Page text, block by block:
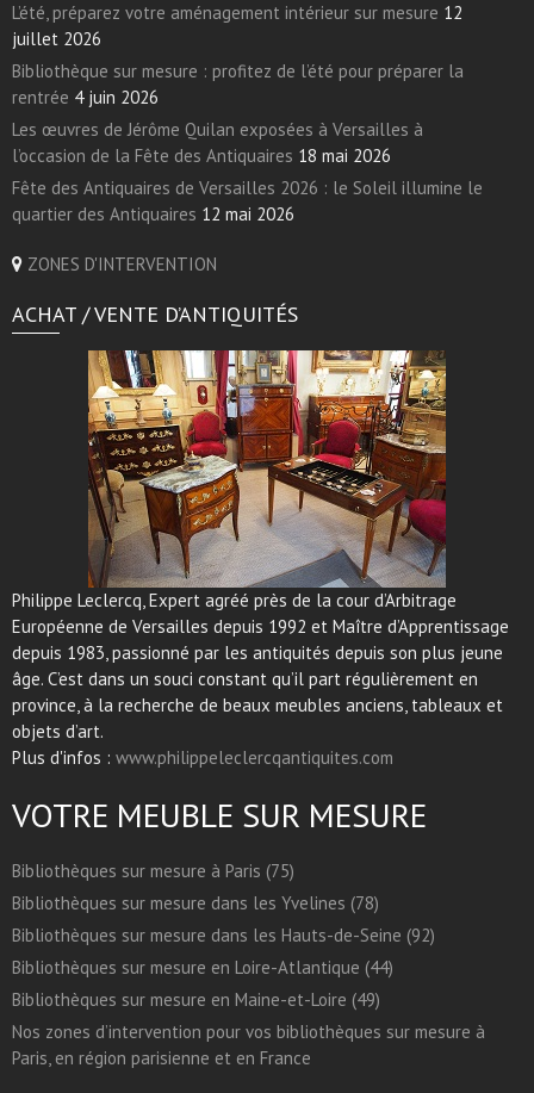
L’été, préparez votre aménagement intérieur sur mesure 12
juillet 2026
Bibliothèque sur mesure : profitez de l’été pour préparer la
rentrée 4 juin 2026
Les œuvres de Jérôme Quilan exposées à Versailles à
l’occasion de la Fête des Antiquaires 18 mai 2026
Fête des Antiquaires de Versailles 2026 : le Soleil illumine le
quartier des Antiquaires 12 mai 2026
ZONES D'INTERVENTION
ACHAT / VENTE D’ANTIQUITÉS
Philippe Leclercq, Expert agréé près de la cour d’Arbitrage
Européenne de Versailles depuis 1992 et Maître d’Apprentissage
depuis 1983, passionné par les antiquités depuis son plus jeune
âge. C’est dans un souci constant qu’il part régulièrement en
province, à la recherche de beaux meubles anciens, tableaux et
objets d’art.
Plus d'infos : www.philippeleclercqantiquites.com
VOTRE MEUBLE SUR MESURE
Bibliothèques sur mesure à Paris (75)
Bibliothèques sur mesure dans les Yvelines (78)
Bibliothèques sur mesure dans les Hauts-de-Seine (92)
Bibliothèques sur mesure en Loire-Atlantique (44)
Bibliothèques sur mesure en Maine-et-Loire (49)
Nos zones d’intervention pour vos bibliothèques sur mesure à
Paris, en région parisienne et en France